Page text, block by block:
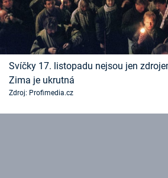
Svíčky 17. listopadu nejsou jen
Zima je ukrutná
Zdroj: Profimedia.cz